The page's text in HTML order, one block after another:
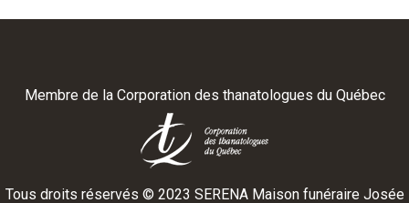
Membre de la Corporation des thanatologues du Québec
Tous droits réservés © 2023 SERENA Maison funéraire Josée